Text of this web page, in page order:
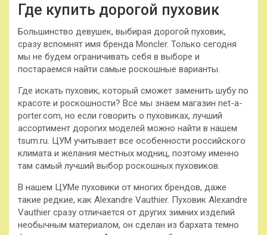
Где купить дорогой пуховик
Большинство девушек, выбирая дорогой пуховик,
сразу вспомнят имя бренда Moncler. Только сегодня
мы не будем ограничивать себя в выборе и
постараемся найти самые роскошные варианты.
Где искать пуховик, который сможет заменить шубу по
красоте и роскошности? Все мы знаем магазин net-a-
porter.com, но если говорить о пуховиках, лучший
ассортимент дорогих моделей можно найти в нашем
tsum.ru. ЦУМ учитывает все особенности российского
климата и желания местных модниц, поэтому именно
там самый лучший выбор роскошных пуховиков.
В нашем ЦУМе пуховики от многих брендов, даже
такие редкие, как Alexandre Vauthier. Пуховик Alexandre
Vauthier сразу отличается от других зимних изделий
необычным материалом, он сделан из бархата темно